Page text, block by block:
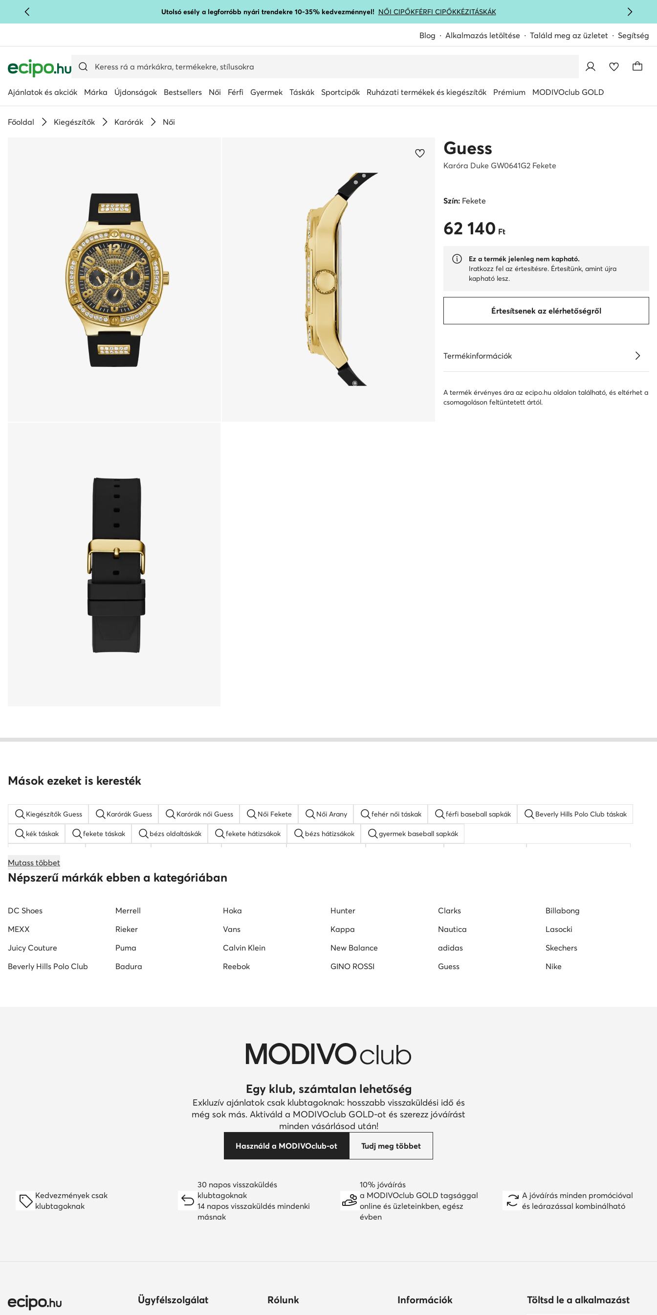
UGRÁS A FŐ TARTALOMRA Utolsó esély a legforróbb nyári trendekre 10-35% kedvezménnyel! NŐI CIPŐKFÉRFI CIPŐKKÉZITÁSKÁK
Blog Alkalmazás letöltése Találd meg az üzletet Segítség
Ajánlatok és akciók Márka Újdonságok Bestsellers Női Férfi Gyermek Táskák Sportcipők Ruházati termékek és kiegészítők Prémium MODIVOclub GOLD
Főoldal Kiegészítők Karórák Női
Guess
Karóra Duke GW0641G2 Fekete
Szín:Fekete
62 140 Ft
62 140 Ft
Ez a termék jelenleg nem kapható.
Iratkozz fel az értesítésre. Értesítünk, amint újra
kapható lesz.
Értesítsenek az elérhetőségről
Termékinformációk
A termék érvényes ára az ecipo.hu oldalon található, és eltérhet a
csomagoláson feltüntetett ártól.
Mások ezeket is keresték
Kiegészítők Guess Karórák Guess Karórák női Guess Női Fekete Női Arany fehér női táskak férfi baseball sapkák Beverly Hills Polo Club táskak
kék táskak fekete táskak bézs oldaltáskák fekete hátizsákok bézs hátizsákok gyermek baseball sapkák
bőr táskak Nine West táskak fekete oldaltáskák
Mutass többet
Népszerű márkák ebben a kategóriában
DC Shoes Merrell Hoka Hunter Clarks
Billabong
MEXX
Rieker Vans Kappa Nautica
Lasocki
Juicy Couture
Puma Calvin Klein New Balance adidas
Skechers
Beverly Hills Polo Club
Badura Reebok GINO ROSSI Guess Nike
Egy klub, számtalan lehetőség
Exkluzív ajánlatok csak klubtagoknak: hosszabb visszaküldési idő és
még sok más. Aktiváld a MODIVOclub GOLD-ot és szerezz jóváírást
minden vásárlásod után!
Használd a MODIVOclub-ot Tudj meg többet
Kedvezmények csak
klubtagoknak
30 napos visszaküldés
klubtagoknak
14 napos visszaküldés mindenki
másnak
10% jóváírás
a MODIVOclub GOLD tagsággal
online és üzleteinkben, egész
évben
A jóváírás minden promócióval
és leárazással kombinálható
Ügyfélszolgálat Rólunk Információk Töltsd le a alkalmazást